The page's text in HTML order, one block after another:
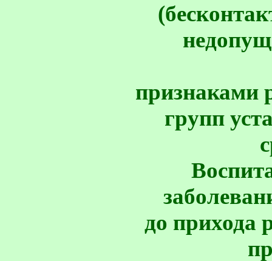
признаками
групп
до прихода